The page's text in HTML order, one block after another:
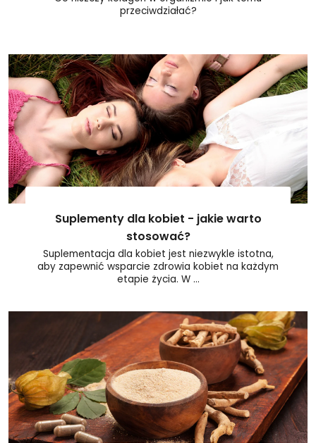
przeciwdziałać?
Suplementy dla kobiet - jakie warto
stosować?
Suplementacja dla kobiet jest niezwykle istotna,
aby zapewnić wsparcie zdrowia kobiet na każdym
etapie życia. W ...